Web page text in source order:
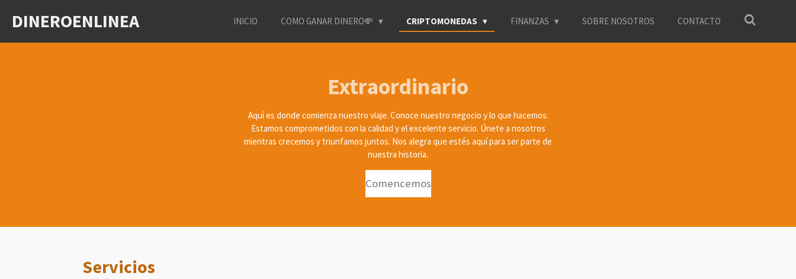
DINEROENLINEA INICIO COMO GANAR DINERO💸 CRIPTOMONEDAS FINANZAS SOBRE NOSOTROS CONTACTO
Extraordinario
Aquí es donde comienza nuestro viaje. Conoce nuestro negocio y lo que hacemos.
Estamos comprometidos con la calidad y el excelente servicio. Únete a nosotros
mientras crecemos y triunfamos juntos. Nos alegra que estés aquí para ser parte de
nuestra historia.
Comencemos
Servicios